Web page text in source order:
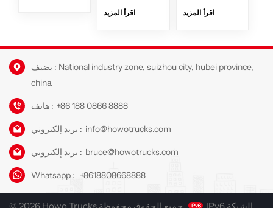
اقرأ المزيد اقرأ المزيد
يضيف : National industry zone, suizhou city, hubei province,
china.
هاتف : +86 188 0866 8888
بريد إلكتروني : info@howotrucks.com
بريد إلكتروني : bruce@howotrucks.com
Whatsapp : +8618808668888